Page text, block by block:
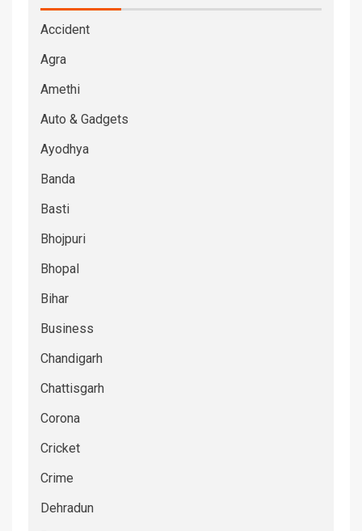
Accident
Agra
Amethi
Auto & Gadgets
Ayodhya
Banda
Basti
Bhojpuri
Bhopal
Bihar
Business
Chandigarh
Chattisgarh
Corona
Cricket
Crime
Dehradun